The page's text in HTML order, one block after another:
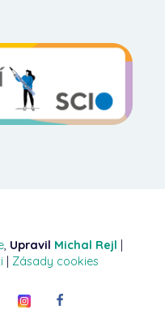
, Upravil Michal Rejl |
| Zásady cookies